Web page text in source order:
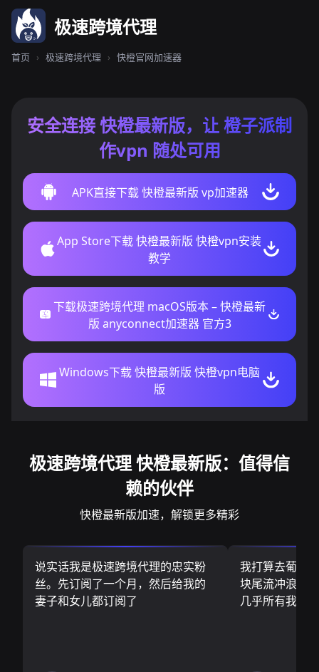
极速跨境代理
首页 › 极速跨境代理 › 快橙官网加速器
安全连接 快橙最新版，让 橙子派制
作vpn 随处可用
APK直接下载 快橙最新版 vp加速器
App Store下载 快橙最新版 快橙vpn安装
教学
下载极速跨境代理 macOS版本 – 快橙最新
版 anyconnect加速器 官方3
Windows下载 快橙最新版 快橙vpn电脑
版
极速跨境代理 快橙最新版：值得信
赖的伙伴
快橙最新版加速，解锁更多精彩
说实话我是极速跨境代理的忠实粉
丝。先订阅了一个月，然后给我的
妻子和女儿都订阅了
我打算去葡萄
块尾流冲浪板
几乎所有我需